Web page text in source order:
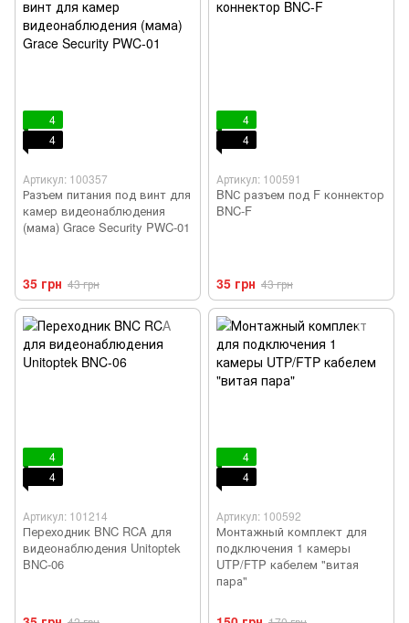
4
4
Артикул: 100357
Разъем питания под винт для
камер видеонаблюдения
(мама) Grace Security PWC-01
35 грн 43 грн
4
4
Артикул: 100591
BNС разъем под F коннектор
BNC-F
35 грн 43 грн
4
4
Артикул: 101214
Переходник BNC RCA для
видеонаблюдения Unitoptek
BNC-06
4
4
Артикул: 100592
Монтажный комплект для
подключения 1 камеры
UTP/FTP кабелем "витая
пара"